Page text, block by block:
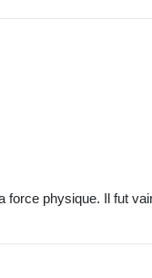
physique. Il fut